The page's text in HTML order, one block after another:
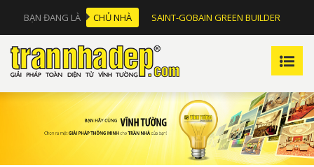
BẠN ĐANG LÀ CHỦ NHÀ SAINT-GOBAIN GREEN BUILDER